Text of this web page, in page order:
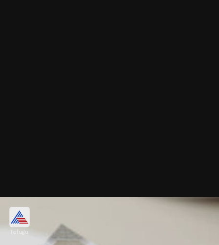
ఆదాయపు పన్ను నిబంధనల ప్రకారం PAN లేదా ఆధార్
Telugu